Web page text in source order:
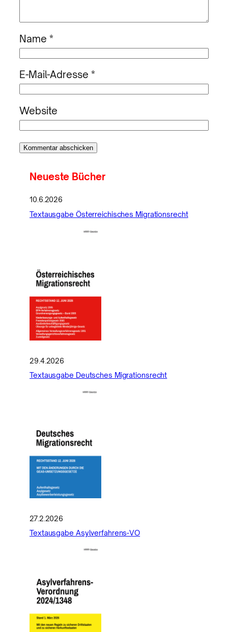
Name *
E-Mail-Adresse *
Website
Neueste Bücher
10.6.2026
Textausgabe Österreichisches Migrationsrecht
29.4.2026
Textausgabe Deutsches Migrationsrecht
27.2.2026
Textausgabe Asylverfahrens-VO